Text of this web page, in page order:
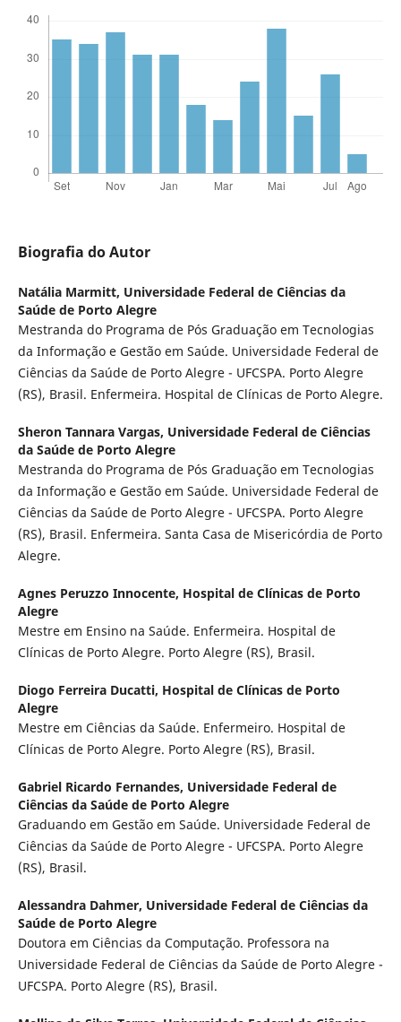
Biografia do Autor
Natália Marmitt, Universidade Federal de Ciências da
Saúde de Porto Alegre
Mestranda do Programa de Pós Graduação em Tecnologias
da Informação e Gestão em Saúde. Universidade Federal de
Ciências da Saúde de Porto Alegre - UFCSPA. Porto Alegre
(RS), Brasil. Enfermeira. Hospital de Clínicas de Porto Alegre.
Sheron Tannara Vargas, Universidade Federal de Ciências
da Saúde de Porto Alegre
Mestranda do Programa de Pós Graduação em Tecnologias
da Informação e Gestão em Saúde. Universidade Federal de
Ciências da Saúde de Porto Alegre - UFCSPA. Porto Alegre
(RS), Brasil. Enfermeira. Santa Casa de Misericórdia de Porto
Alegre.
Agnes Peruzzo Innocente, Hospital de Clínicas de Porto
Alegre
Mestre em Ensino na Saúde. Enfermeira. Hospital de
Clínicas de Porto Alegre. Porto Alegre (RS), Brasil.
Diogo Ferreira Ducatti, Hospital de Clínicas de Porto
Alegre
Mestre em Ciências da Saúde. Enfermeiro. Hospital de
Clínicas de Porto Alegre. Porto Alegre (RS), Brasil.
Gabriel Ricardo Fernandes, Universidade Federal de
Ciências da Saúde de Porto Alegre
Graduando em Gestão em Saúde. Universidade Federal de
Ciências da Saúde de Porto Alegre - UFCSPA. Porto Alegre
(RS), Brasil.
Alessandra Dahmer, Universidade Federal de Ciências da
Saúde de Porto Alegre
Doutora em Ciências da Computação. Professora na
Universidade Federal de Ciências da Saúde de Porto Alegre -
UFCSPA. Porto Alegre (RS), Brasil.